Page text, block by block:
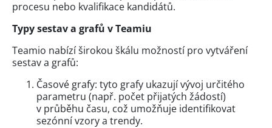
procesu nebo kvalifikace kandidátů.
Typy sestav a grafů v Teamiu
Teamio nabízí širokou škálu možností pro vytváření
sestav a grafů:
Časové grafy: tyto grafy ukazují vývoj určitého
parametru (např. počet přijatých žádostí)
v průběhu času, což umožňuje identifikovat
sezónní vzory a trendy.